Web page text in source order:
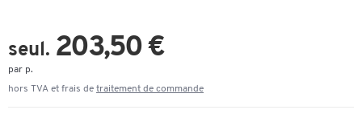
seul. 203,50 €
par p.
hors TVA et frais de traitement de commande